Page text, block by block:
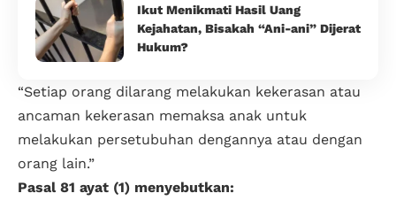
Ikut Menikmati Hasil Uang
Kejahatan, Bisakah “Ani-ani” Dijerat
Hukum?
“Setiap orang dilarang melakukan kekerasan atau
ancaman kekerasan memaksa anak untuk
melakukan persetubuhan dengannya atau dengan
orang lain.”
Pasal 81 ayat (1) menyebutkan: